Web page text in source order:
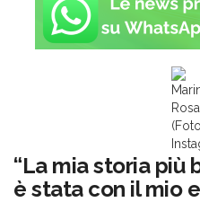
Rosa
(Foto
“La mia storia più
è stata con il mio